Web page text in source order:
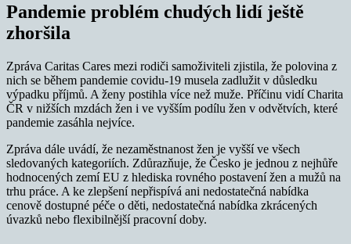
Pandemie problém chudých lidí ještě
zhoršila
Zpráva Caritas Cares mezi rodiči samoživiteli zjistila, že polovina z
nich se během pandemie covidu-19 musela zadlužit v důsledku
výpadku příjmů. A ženy postihla více než muže. Příčinu vidí Charita
ČR v nižších mzdách žen i ve vyšším podílu žen v odvětvích, které
pandemie zasáhla nejvíce.
Zpráva dále uvádí, že nezaměstnanost žen je vyšší ve všech
sledovaných kategoriích. Zdůrazňuje, že Česko je jednou z nejhůře
hodnocených zemí EU z hlediska rovného postavení žen a mužů na
trhu práce. A ke zlepšení nepřispívá ani nedostatečná nabídka
cenově dostupné péče o děti, nedostatečná nabídka zkrácených
úvazků nebo flexibilnější pracovní doby.